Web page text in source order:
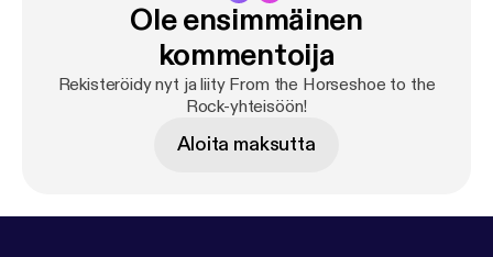
Ole ensimmäinen
kommentoija
Rekisteröidy nyt ja liity From the Horseshoe to the
Rock-yhteisöön!
Aloita maksutta